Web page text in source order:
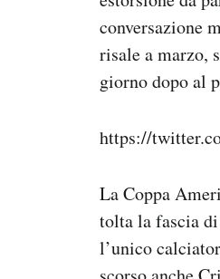
conversazione
risale a marzo,
giorno dopo al
https://
La Coppa
tolta la fascia
l’unico